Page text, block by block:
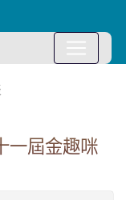
一屆金趣咪